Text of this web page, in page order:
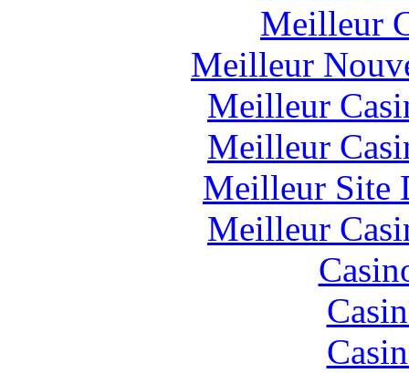
Meilleur
Meilleur
Meilleur
Meilleur
Meilleur Site
Meilleur